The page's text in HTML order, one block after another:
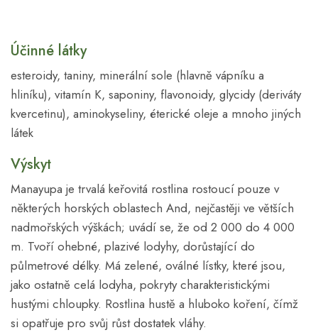
Účinné látky
esteroidy, taniny, minerální sole (hlavně vápníku a
hliníku), vitamín K, saponiny, flavonoidy, glycidy (deriváty
kvercetinu), aminokyseliny, éterické oleje a mnoho jiných
látek
Výskyt
Manayupa je trvalá keřovitá rostlina rostoucí pouze v
některých horských oblastech And, nejčastěji ve větších
nadmořských výškách; uvádí se, že od 2 000 do 4 000
m. Tvoří ohebné, plazivé lodyhy, dorůstající do
půlmetrové délky. Má zelené, oválné lístky, které jsou,
jako ostatně celá lodyha, pokryty charakteristickými
hustými chloupky. Rostlina hustě a hluboko koření, čímž
si opatřuje pro svůj růst dostatek vláhy.